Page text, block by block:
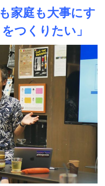
家庭も大事にす
つくりたい」